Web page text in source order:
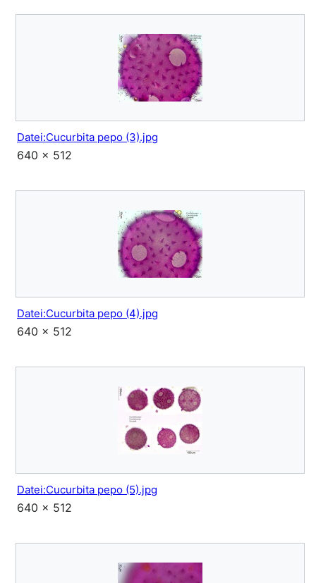
Datei:Cucurbita pepo (3).jpg
640 × 512
Datei:Cucurbita pepo (4).jpg
640 × 512
Datei:Cucurbita pepo (5).jpg
640 × 512